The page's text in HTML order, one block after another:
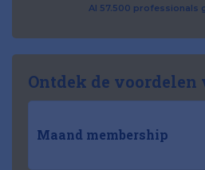
Al 57.500 professionals
Ontdek de voordelen
Maand membership